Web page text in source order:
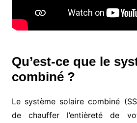
Qu’est-ce que le
combiné ?
Le système solaire combiné
de chauffer l’entièreté de